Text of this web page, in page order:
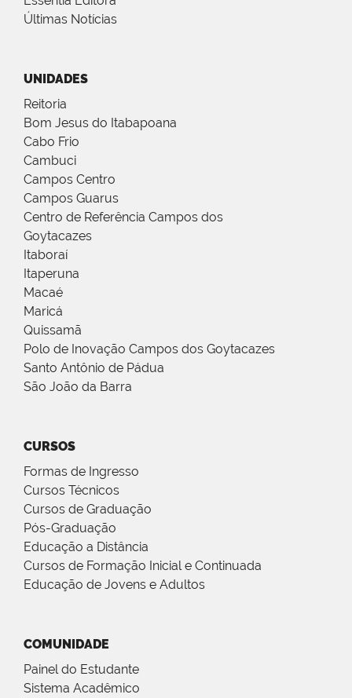
Últimas Notícias
UNIDADES
Reitoria
Bom Jesus do Itabapoana
Cabo Frio
Cambuci
Campos Centro
Campos Guarus
Centro de Referência Campos dos
Goytacazes
Itaboraí
Itaperuna
Macaé
Maricá
Quissamã
Polo de Inovação Campos dos Goytacazes
Santo Antônio de Pádua
São João da Barra
CURSOS
Formas de Ingresso
Cursos Técnicos
Cursos de Graduação
Pós-Graduação
Educação a Distância
Cursos de Formação Inicial e Continuada
Educação de Jovens e Adultos
COMUNIDADE
Painel do Estudante
Sistema Acadêmico